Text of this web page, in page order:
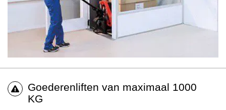
Goederenliften van maximaal 1000
KG